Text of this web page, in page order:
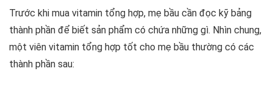
Trước khi mua vitamin tổng hợp, mẹ bầu cần đọc kỹ bảng
thành phần để biết sản phẩm có chứa những gì. Nhìn chung,
một viên vitamin tổng hợp tốt cho mẹ bầu thường có các
thành phần sau: